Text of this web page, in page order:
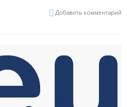
Добавить комментарий